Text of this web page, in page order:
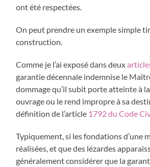
ont été respectées.
On peut prendre un exemple simple
construction.
Comme je l’ai exposé dans deux
garantie décennale indemnise le
dommage qu’il subit porte atteinte à
ouvrage ou le rend impropre à sa
définition de l’article 1792 du Code
Typiquement, si les fondations d’une
réalisées, et que des lézardes
généralement considérer que la